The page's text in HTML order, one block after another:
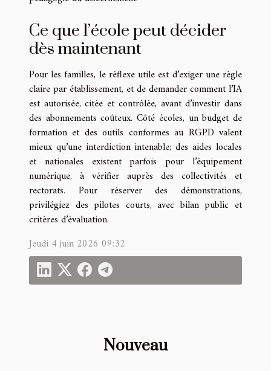
Ce que l’école peut décider
dès maintenant
Pour les familles, le réflexe utile est d’exiger une règle
claire par établissement, et de demander comment l’IA
est autorisée, citée et contrôlée, avant d’investir dans
des abonnements coûteux. Côté écoles, un budget de
formation et des outils conformes au RGPD valent
mieux qu’une interdiction intenable; des aides locales
et nationales existent parfois pour l’équipement
numérique, à vérifier auprès des collectivités et
rectorats. Pour réserver des démonstrations,
privilégiez des pilotes courts, avec bilan public et
critères d’évaluation.
Jeudi 4 juin 2026 09:32
Nouveau